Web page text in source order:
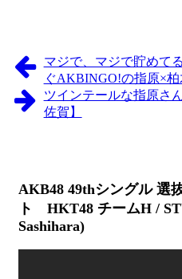
マジで、マジで貯めて
ぐAKBINGO!の指原×柏
ツインテールな指原さ
佐賀】
AKB48 49thシングル 選
ト HKT48 チームH /
Sashihara)